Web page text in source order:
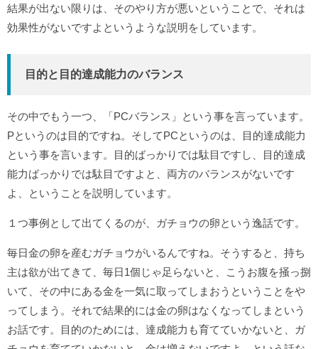
結果が出ない限りは、そのやり方が悪いということで、それは
効果性がないですよというような説明をしています。
目的と目的達成能力のバランス
その中でもう一つ、「PCバランス」という事を言っています。
Pというのは目的ですね。そしてPCというのは、目的達成能力
という事を言います。目的ばっかりでは駄目ですし、目的達成
能力ばっかりでは駄目ですよと、両方のバランスがないです
よ、ということを説明しています。
１つ事例として出てくるのが、ガチョウの卵という逸話です。
毎日金の卵を産むガチョウがいるんですね。そうすると、持ち
主は欲が出てきて、毎日1個じゃ足らないと、こうお腹を掻っ捌
いて、その中にある金を一気に取ってしまおうということをや
ってしまう。それで結果的には金の卵はなくなってしまという
お話です。目的のためには、達成能力も育てていかないと、ガ